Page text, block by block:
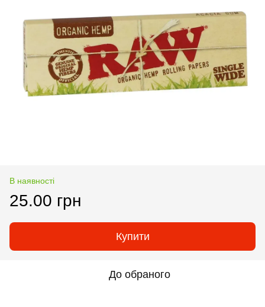
В наявності
25.00 грн
Купити
До обраного